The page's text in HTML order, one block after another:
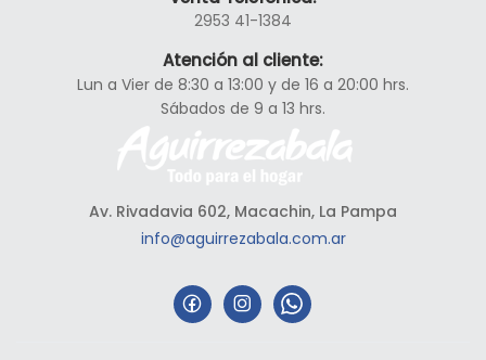
2953 41-1384
Atención al cliente:
Lun a Vier de 8:30 a 13:00 y de 16 a 20:00 hrs.
Sábados de 9 a 13 hrs.
Av. Rivadavia 602, Macachin, La Pampa
info@aguirrezabala.com.ar